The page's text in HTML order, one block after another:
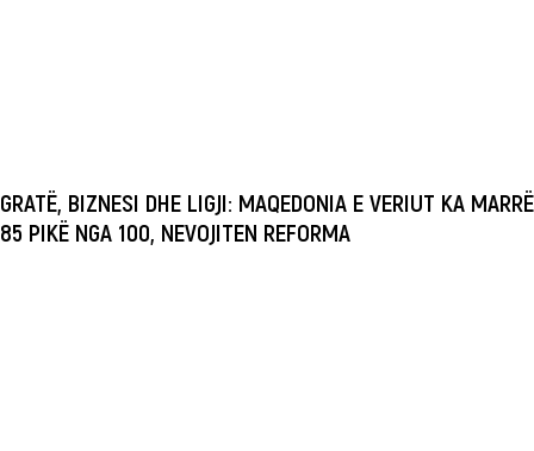
GRATË, BIZNESI DHE LIGJI: MAQEDONIA E VERIUT KA MARRË
85 PIKË NGA 100, NEVOJITEN REFORMA